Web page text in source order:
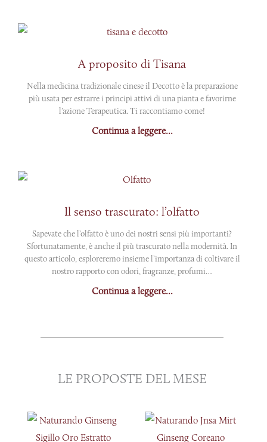
A proposito di Tisana
Nella medicina tradizionale cinese il Decotto è la preparazione
più usata per estrarre i principi attivi di una pianta e favorirne
l’azione Terapeutica. Ti raccontiamo come!
Continua a leggere...
Il senso trascurato: l’olfatto
Sapevate che l’olfatto è uno dei nostri sensi più importanti?
Sfortunatamente, è anche il più trascurato nella modernità. In
questo articolo, esploreremo insieme l’importanza di coltivare il
nostro rapporto con odori, fragranze, profumi…
Continua a leggere...
LE PROPOSTE DEL MESE